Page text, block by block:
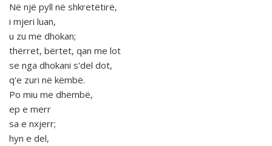
Në një pyll në shkretëtirë,
i mjeri luan,
u zu me dhokan;
thërret, bërtet, qan me lot
se nga dhokani s'del dot,
q'e zuri në këmbë.
Po miu me dhëmbë,
ep e merr
sa e nxjerr;
hyn e del,